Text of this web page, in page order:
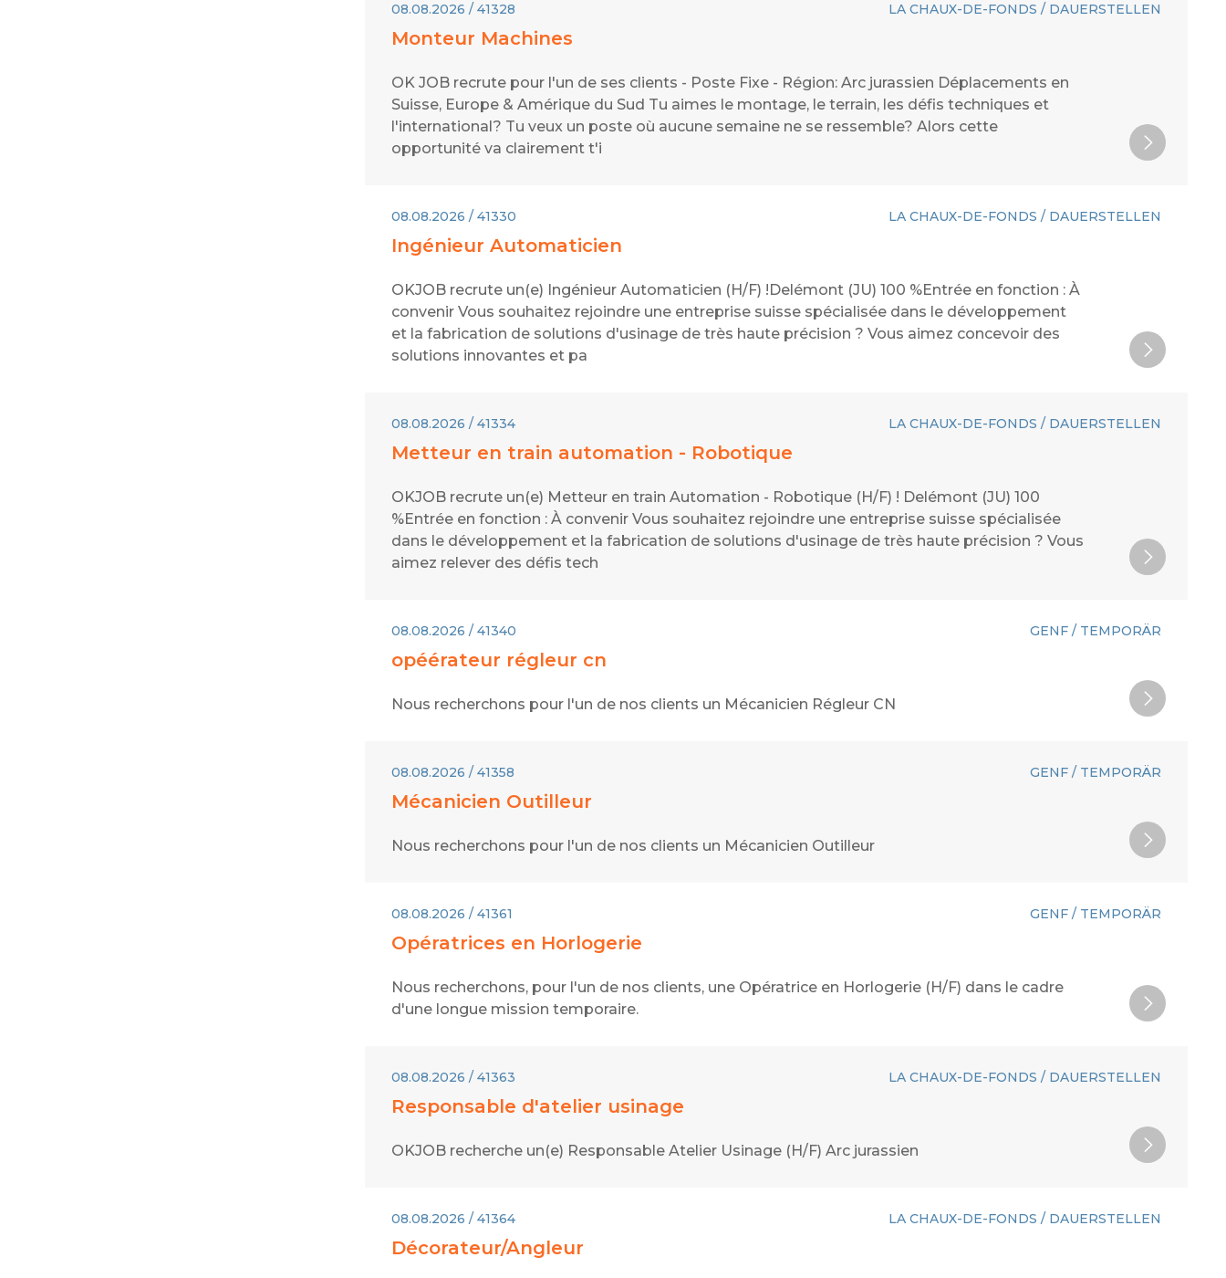
08.08.2026 / 41328 LA CHAUX-DE-FONDS / DAUERSTELLEN
Monteur Machines
OK JOB recrute pour l'un de ses clients - Poste Fixe - Région: Arc jurassien Déplacements en
Suisse, Europe & Amérique du Sud Tu aimes le montage, le terrain, les défis techniques et
l'international? Tu veux un poste où aucune semaine ne se ressemble? Alors cette
opportunité va clairement t'i
08.08.2026 / 41330 LA CHAUX-DE-FONDS / DAUERSTELLEN
Ingénieur Automaticien
OKJOB recrute un(e) Ingénieur Automaticien (H/F) !Delémont (JU) 100 %Entrée en fonction : À
convenir Vous souhaitez rejoindre une entreprise suisse spécialisée dans le développement
et la fabrication de solutions d'usinage de très haute précision ? Vous aimez concevoir des
solutions innovantes et pa
08.08.2026 / 41334 LA CHAUX-DE-FONDS / DAUERSTELLEN
Metteur en train automation - Robotique
OKJOB recrute un(e) Metteur en train Automation - Robotique (H/F) ! Delémont (JU) 100
%Entrée en fonction : À convenir Vous souhaitez rejoindre une entreprise suisse spécialisée
dans le développement et la fabrication de solutions d'usinage de très haute précision ? Vous
aimez relever des défis tech
08.08.2026 / 41340 GENF / TEMPORÄR
opéérateur régleur cn
Nous recherchons pour l'un de nos clients un Mécanicien Régleur CN
08.08.2026 / 41358 GENF / TEMPORÄR
Mécanicien Outilleur
Nous recherchons pour l'un de nos clients un Mécanicien Outilleur
08.08.2026 / 41361 GENF / TEMPORÄR
Opératrices en Horlogerie
Nous recherchons, pour l'un de nos clients, une Opératrice en Horlogerie (H/F) dans le cadre
d'une longue mission temporaire.
08.08.2026 / 41363 LA CHAUX-DE-FONDS / DAUERSTELLEN
Responsable d'atelier usinage
OKJOB recherche un(e) Responsable Atelier Usinage (H/F) Arc jurassien
08.08.2026 / 41364 LA CHAUX-DE-FONDS / DAUERSTELLEN
Décorateur/Angleur